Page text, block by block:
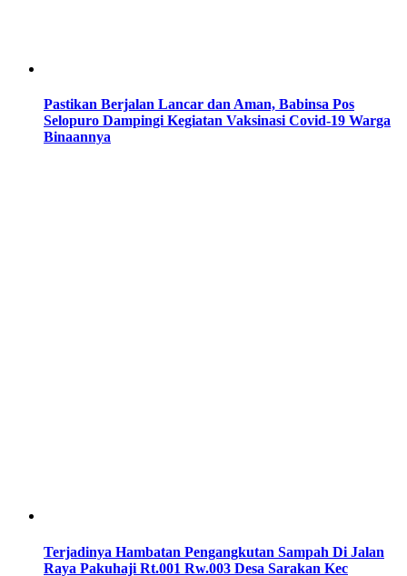
Pastikan Berjalan Lancar dan Aman, Babinsa Pos
Selopuro Dampingi Kegiatan Vaksinasi Covid-19 Warga
Binaannya
Terjadinya Hambatan Pengangkutan Sampah Di Jalan
Raya Pakuhaji Rt.001 Rw.003 Desa Sarakan Kec